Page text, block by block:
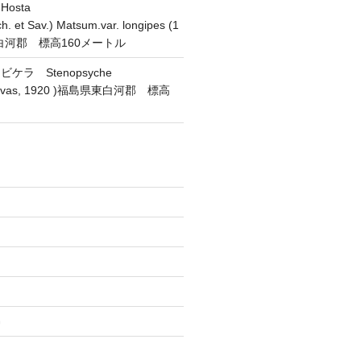
et Sav.) Matsum.var. longipes (1
河郡 標高160メートル
ビケラ Stenopsyche
1920 )福島県東白河郡 標高